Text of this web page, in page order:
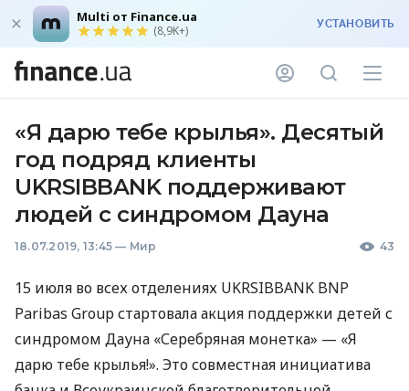
Multi от Finance.ua
(8,9K+) УСТАНОВИТЬ
«Я дарю тебе крылья». Десятый
год подряд клиенты
UKRSIBBANK поддерживают
людей с синдромом Дауна
18.07.2019, 13:45 — Мир 43
15 июля во всех отделениях UKRSIBBANK BNP
Paribas Group стартовала акция поддержки детей с
синдромом Дауна «Серебряная монетка» — «Я
дарю тебе крылья!». Это совместная инициатива